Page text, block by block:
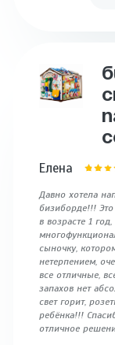
Елена
Давно хотела
бизиборде!!!
в возрасте 1
сыночку,
нетерпением,
все отличные,
запахов нет
свет горит,
ребёнка!!!
отличное